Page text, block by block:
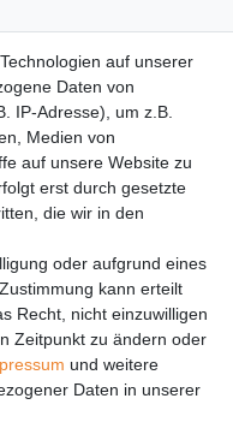
auf unserer
Daten von
IP-Adresse), um z.B.
Medien von
auf unsere Website zu
erst durch gesetzte
die wir in den
oder aufgrund eines
kann erteilt
Recht, nicht einzuwilligen
Zeitpunkt zu ändern oder
und weitere
Daten in unserer